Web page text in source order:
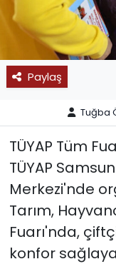
Paylaş
Tuğba
TÜYAP Tüm
TÜYAP
Merkezi'nde
Tarım,
Fuarı'nda,
konfor